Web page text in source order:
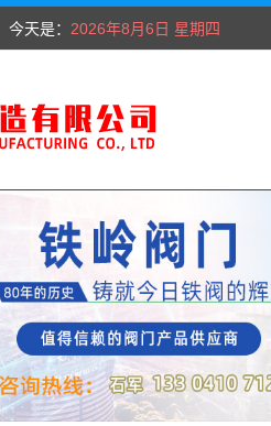
今天是： 2026年8月6日 星期四